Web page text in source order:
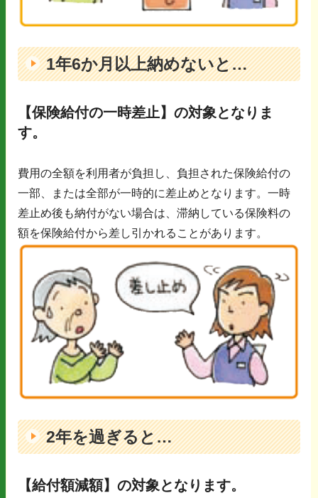
1年6か月以上納めないと…
【保険給付の一時差止】の対象となりま
す。
費用の全額を利用者が負担し、負担された保険給付の
一部、または全部が一時的に差止めとなります。一時
差止め後も納付がない場合は、滞納している保険料の
額を保険給付から差し引かれることがあります。
2年を過ぎると…
【給付額減額】の対象となります。